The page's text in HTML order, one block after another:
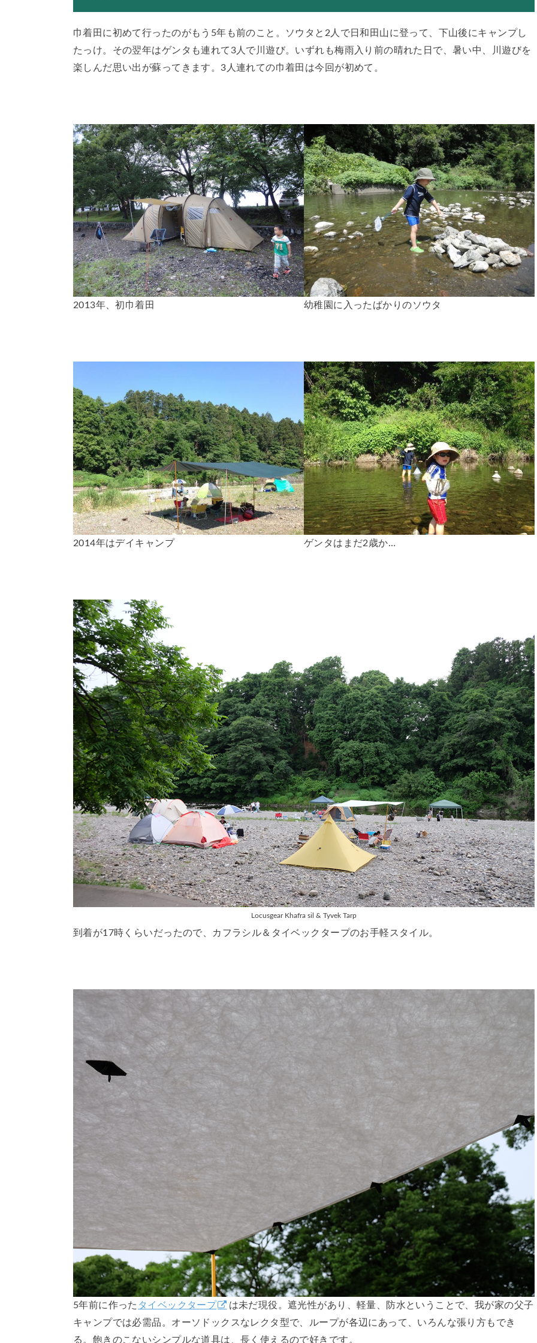
巾着田に初めて行ったのがもう5年も前のこと。ソウタと2人で日和田山に登って、下山後にキャンプし
たっけ。その翌年はゲンタも連れて3人で川遊び。いずれも梅雨入り前の晴れた日で、暑い中、川遊びを
楽しんだ思い出が蘇ってきます。3人連れての巾着田は今回が初めて。
2013年、初巾着田 幼稚園に入ったばかりのソウタ
2014年はデイキャンプ ゲンタはまだ2歳か…
Locusgear Khafra sil & Tyvek Tarp
到着が17時くらいだったので、カフラシル＆タイベックタープのお手軽スタイル。
5年前に作った タイベックタープ
は未だ現役。遮光性があり、軽量、防水ということで、我が家の父子
キャンプでは必需品。オーソドックスなレクタ型で、ループが各辺にあって、いろんな張り方もでき
る。飽きのこないシンプルな道具は、長く使えるので好きです。